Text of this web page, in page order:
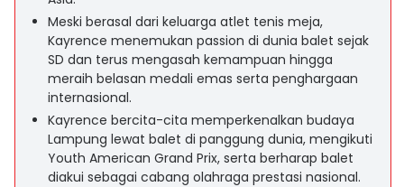
Meski berasal dari keluarga atlet tenis meja,
Kayrence menemukan passion di dunia balet sejak
SD dan terus mengasah kemampuan hingga
meraih belasan medali emas serta penghargaan
internasional.
Kayrence bercita-cita memperkenalkan budaya
Lampung lewat balet di panggung dunia, mengikuti
Youth American Grand Prix, serta berharap balet
diakui sebagai cabang olahraga prestasi nasional.